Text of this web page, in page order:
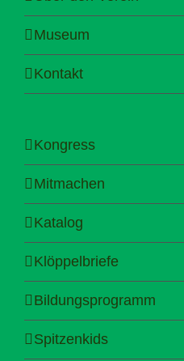
Museum
Kontakt
Kongress
Mitmachen
Katalog
Klöppelbriefe
Bildungsprogramm
Spitzenkids